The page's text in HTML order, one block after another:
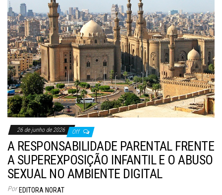
26 de junho de 2026 Off
A RESPONSABILIDADE PARENTAL FRENTE
A SUPEREXPOSIÇÃO INFANTIL E O ABUSO
SEXUAL NO AMBIENTE DIGITAL
Por EDITORA NORAT